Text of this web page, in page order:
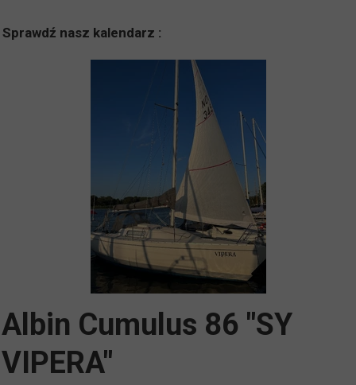
Sprawdź nasz kalendarz :
Albin Cumulus 86 "SY
VIPERA"